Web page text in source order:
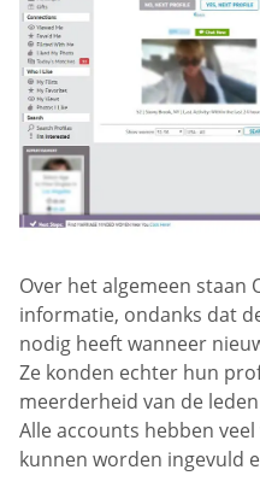
Over het algemeen staan
informatie, ondanks dat
nodig heeft wanneer
Ze konden echter hun
meerderheid van de
Alle accounts hebben
kunnen worden ingevuld